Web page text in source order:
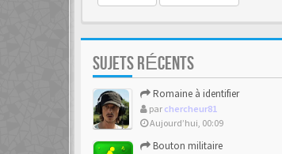
SUJETS RÉCENTS
Romaine à identifier
par chercheur81
Aujourd’hui, 00:09
Bouton militaire